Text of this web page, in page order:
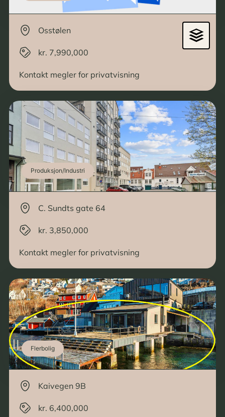
Osstølen
kr. 7,990,000
Kontakt megler for privatvisning
Produksjon/Industri
C. Sundts gate 64
kr. 3,850,000
Kontakt megler for privatvisning
Flerbolig
Kaivegen 9B
kr. 6,400,000